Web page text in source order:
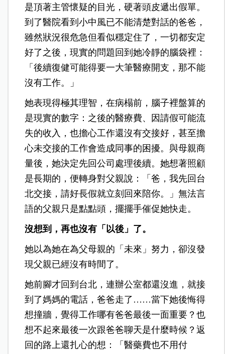
是頂著主管懷疑的目光，硬著頭皮遞出假單。
到了醫院看到小中風已不能清楚對話的爸爸，
雖然狀況很危急但看似穩定住了，一切都安定
好了之後，現實的問題回到她冷靜的腦袋裡：
「後續復健可能得要一大筆醫療開支，那不能
沒有工作。」
她表現得極其理智，在病榻前，腦子裡盤算的
是現實的數字：之後的醫療費、因請假可能流
失的收入，也擔心工作還沒有交接好，甚至擔
心未交接的工作會造成同事的困擾。與母親商
量後，她決定先回公司處理後續。她想著照顧
是長期的，便轉身對父親說：「爸，我先回台
北交接，請好長假就立刻回來陪你。」無法言
語的父親只是點點頭，擺擺手催促她快走。
沒想到，再也沒有「以後」了。
她以為她在為父母親的「未來」努力，卻沒發
現父親已經沒有時間了。
她前腳才回到台北，連辦公室都還沒進，就接
到了媽媽的電話，爸爸走了……當下她後悔得
想撞牆，覺得工作哪有爸爸最後一面重要？也
想不起來最後一次跟爸爸聊天是什麼時候？返
回的路上還扎心的想：「醫藥費也不用付